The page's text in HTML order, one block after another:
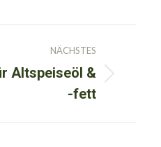
NÄCHSTES
Altspeiseöl &
-fett